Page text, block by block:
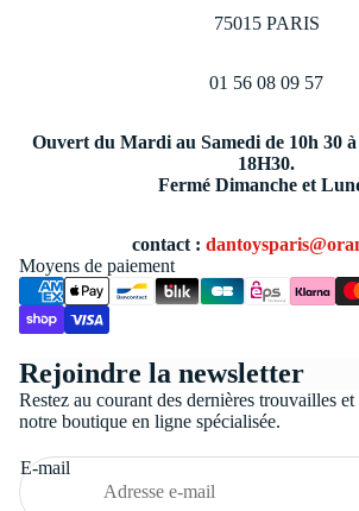
75015 PARIS
01 56 08 09 57
Ouvert du Mardi au Samedi de 10h 30 à
18H30.
Fermé Dimanche et
contact :
Moyens de paiement
Rejoindre la newsletter
Restez au courant des dernières trouvailles et
notre boutique en ligne spécialisée.
E-mail
Conditions générales de vente
Coordonnées
Politique d’expédition